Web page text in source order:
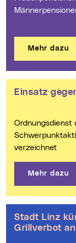
Mehr dazu
Einsatz
Ordnungsdienst der Stadt Linz zieht Bilanz nach
verzeichnet
Mehr dazu
Stadt Linz kündigt vorübergehendes
Grillverbot an